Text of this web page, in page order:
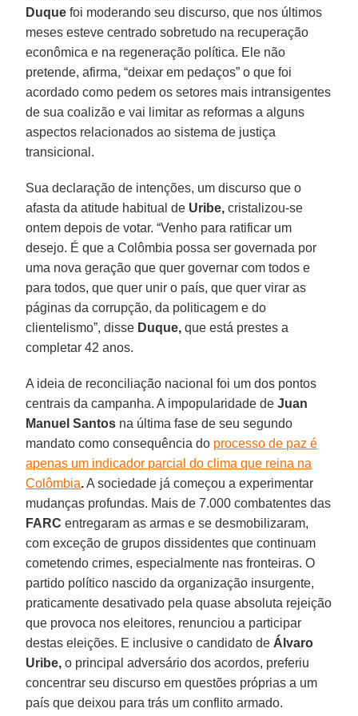
Duque foi moderando seu discurso, que nos últimos
meses esteve centrado sobretudo na recuperação
econômica e na regeneração política. Ele não
pretende, afirma, “deixar em pedaços” o que foi
acordado como pedem os setores mais intransigentes
de sua coalizão e vai limitar as reformas a alguns
aspectos relacionados ao sistema de justiça
transicional.
Sua declaração de intenções, um discurso que o
afasta da atitude habitual de Uribe, cristalizou-se
ontem depois de votar. “Venho para ratificar um
desejo. É que a Colômbia possa ser governada por
uma nova geração que quer governar com todos e
para todos, que quer unir o país, que quer virar as
páginas da corrupção, da politicagem e do
clientelismo”, disse Duque, que está prestes a
completar 42 anos.
A ideia de reconciliação nacional foi um dos pontos
centrais da campanha. A impopularidade deJuan
Manuel Santos na última fase de seu segundo
mandato como consequência do processo de paz é
apenas um indicador parcial do clima que reina na
Colômbia.A sociedade já começou a experimentar
mudanças profundas. Mais de 7.000 combatentes das
FARC entregaram as armas e se desmobilizaram,
com exceção de grupos dissidentes que continuam
cometendo crimes, especialmente nas fronteiras. O
partido político nascido da organização insurgente,
praticamente desativado pela quase absoluta rejeição
que provoca nos eleitores, renunciou a participar
destas eleições. E inclusive o candidato de Álvaro
Uribe, o principal adversário dos acordos, preferiu
concentrar seu discurso em questões próprias a um
país que deixou para trás um conflito armado.